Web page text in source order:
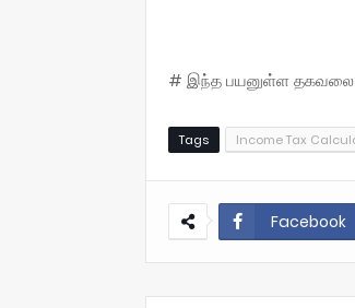
# இந்த பயனுள்ள தகவலை
Tags Income Tax
Facebook